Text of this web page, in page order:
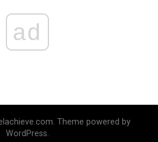
ad
Theme powered by
WordPress.